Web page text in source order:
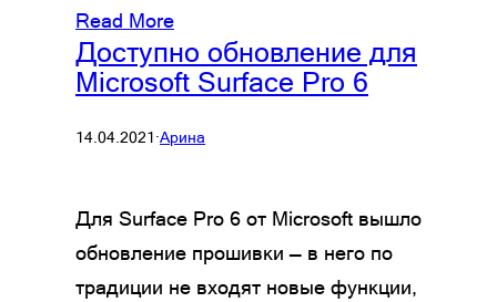
Read More
Доступно обновление для
Microsoft Surface Pro 6
14.04.2021·Арина
Для Surface Pro 6 от Microsoft вышло
обновление прошивки — в него по
традиции не входят новые функции,